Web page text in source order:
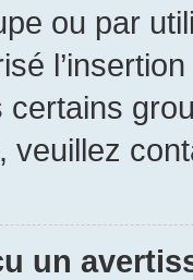
ou par
veuillez
un